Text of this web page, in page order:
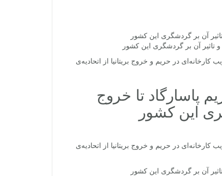
تاثیر آن بر گردشگری این کشور
در حریم و خروج بریتانیا از اتحادیه‌ی
پاسارگاد تا خروج
این کشور
در حریم و خروج بریتانیا از اتحادیه‌ی
تاثیر آن بر گردشگری این کشور